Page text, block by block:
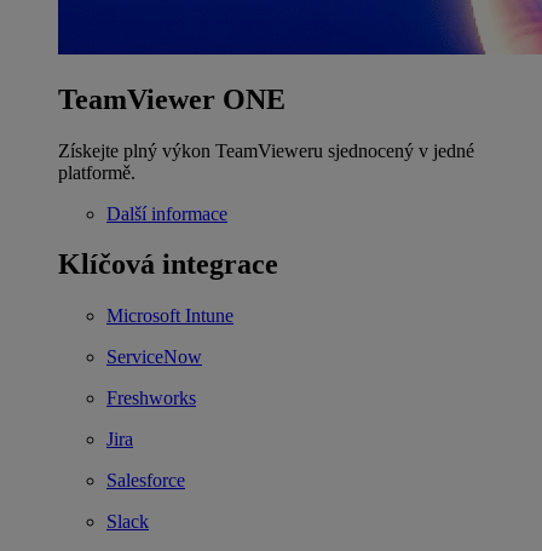
TeamViewer ONE
Získejte plný výkon TeamVieweru sjednocený v jedné
platformě.
Další informace
Klíčová integrace
Microsoft Intune
ServiceNow
Freshworks
Jira
Salesforce
Slack